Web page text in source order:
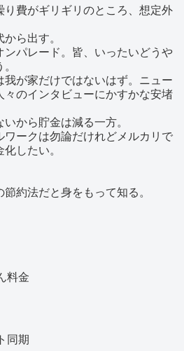
り費がギリギリのところ、想定外
ら出す。
パレード。皆、いったいどうや
が家だけではないはず。ニュー
のインタビューにかすかな安堵
から貯金は減る一方。
ークは勿論だけれどメルカリで
したい。
約法だと身をもって知る。
料金
同期